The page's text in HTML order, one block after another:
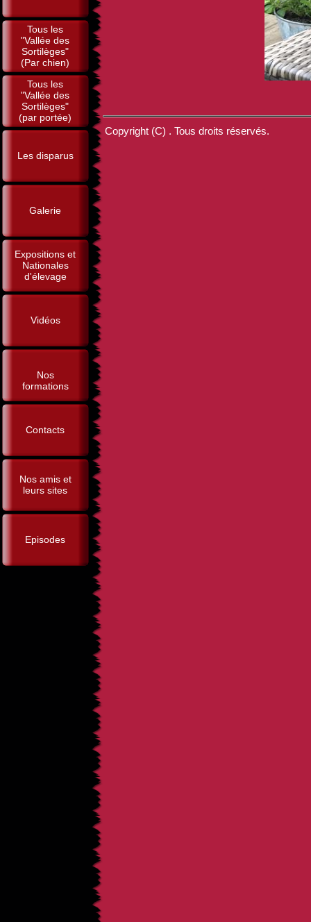
Tous les
"Vallée des
Sortilèges"
(Par chien)
Tous les
"Vallée des
Sortilèges"
(par portée)
Les disparus
Galerie
Expositions et
Nationales
d'élevage
Vidéos
Nos
formations
Contacts
Nos amis et
leurs sites
Episodes
Copyright (C) . Tous droits réservés.